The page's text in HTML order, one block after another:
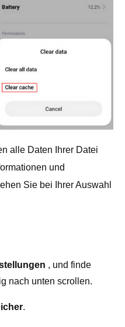
alle Daten Ihrer Datei
und
Sie bei Ihrer Auswahl
, und finde
nach unten scrollen.
.